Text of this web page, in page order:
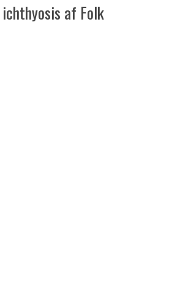
ichthyosis af Folk